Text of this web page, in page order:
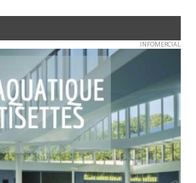
INFOMERCIAL